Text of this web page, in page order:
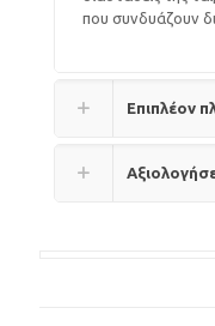
που συνδυάζουν
Επιπλέον